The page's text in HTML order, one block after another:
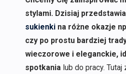
stylami. Dzisiaj
sukienkina różne okazje
czy po prostu bardziej
wieczorowe i eleganckie,
spotkania lub do pracy.